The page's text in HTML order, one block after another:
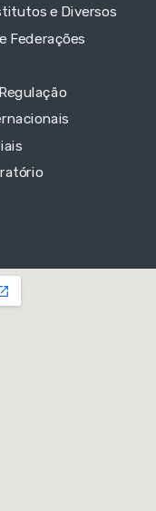
e Diversos
Federações